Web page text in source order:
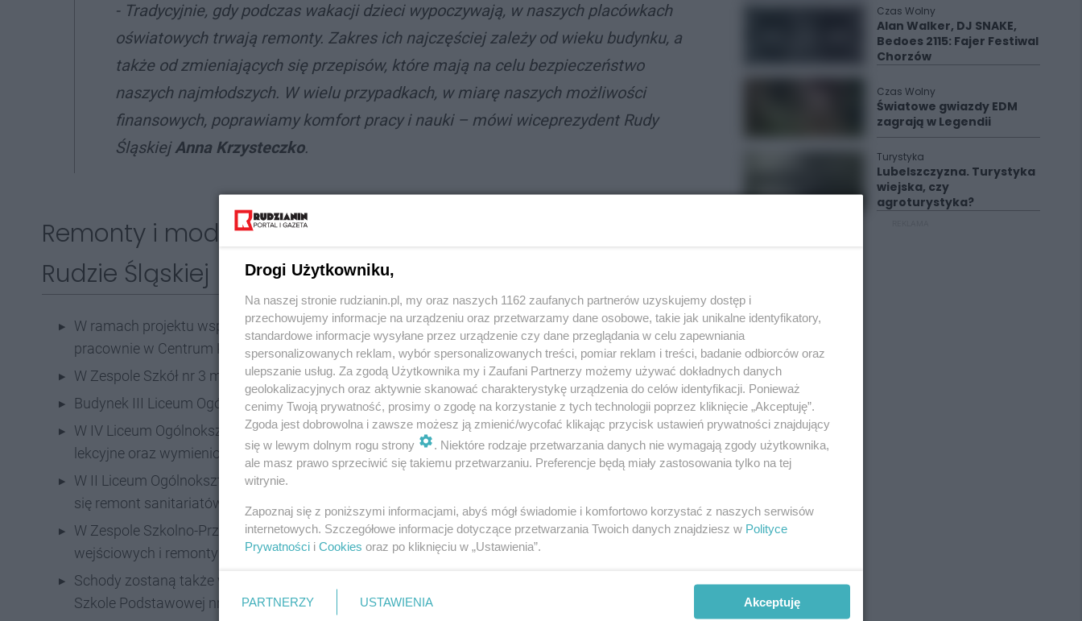
- Tradycyjnie, gdy podczas wakacji dzieci wypoczywają, w naszych placówkach
oświatowych trwają remonty. Zakres ich najczęściej zależy od wieku budynku, a
także od zmieniających się przepisów, które mają na celu bezpieczeństwo
naszych najmłodszych. W wielu przypadkach, w miarę naszych możliwości
finansowych, poprawiamy komfort pracy i nauki – mówi wiceprezydent Rudy
ŚląskiejAnna Krzysteczko.
Remonty i modernizacje placówek oświatowych w
Rudzie Śląskiej
W ramach projektu współfinansowanego ze środków Unii Europejskiej modernizację przejdą
pracownie w Centrum Kształcenia Ustawicznego.
W Zespole Szkół nr 3 modernizację przejdzie pracownia elektryczna i informatyczna.
Budynek III Liceum Ogólnokształcącego im. Jana Pawła II zyska nowe orynnowanie.
W IV Liceum Ogólnokształcącym im. Herberta Clarka Hoovera wyremontowane będą dwie sale
lekcyjne oraz wymienione będzie oświetlenie.
W II Liceum Ogólnokształcącym z Oddziałami Dwujęzycznymi im. Gustawa Morcinka rozpocznie
się remont sanitariatów oraz wymiana instalacji wodnej i elektrycznej w pracowni chemicznej.
W Zespole Szkolno-Przedszkolnym nr 2 zaplanowano częściowy remont dachu, remont schodów
wejściowych i remonty sal.
Schody zostaną także wyremontowane w Szkole Podstawowej nr 30 im. Karola Miarki oraz w
Szkole Podstawowej nr 8 im. Miłośników Ziemi Śląskiej.
Czas Wolny
Alan Walker, DJ SNAKE,
Bedoes 2115: Fajer Festiwal
Chorzów
Czas Wolny
Światowe gwiazdy EDM
zagrają w Legendii
Turystyka
Lubelszczyzna. Turystyka
wiejska, czy
agroturystyka?
Drogi Użytkowniku,
Na naszej stronie rudzianin.pl, my oraz naszych 1162 zaufanych partnerów uzyskujemy dostęp i
przechowujemy informacje na urządzeniu oraz przetwarzamy dane osobowe, takie jak unikalne identyfikatory,
standardowe informacje wysyłane przez urządzenie czy dane przeglądania w celu zapewniania
spersonalizowanych reklam, wybór spersonalizowanych treści, pomiar reklam i treści, badanie odbiorców oraz
ulepszanie usług. Za zgodą Użytkownika my i Zaufani Partnerzy możemy używać dokładnych danych
geolokalizacyjnych oraz aktywnie skanować charakterystykę urządzenia do celów identyfikacji. Ponieważ
cenimy Twoją prywatność, prosimy o zgodę na korzystanie z tych technologii poprzez kliknięcie „Akceptuję”.
Zgoda jest dobrowolna i zawsze możesz ją zmienić/wycofać klikając przycisk ustawień prywatności znajdujący
się w lewym dolnym rogu strony
. Niektóre rodzaje przetwarzania danych nie wymagają zgody użytkownika,
ale masz prawo sprzeciwić się takiemu przetwarzaniu. Preferencje będą miały zastosowania tylko na tej
witrynie.
Zapoznaj się z poniższymi informacjami, abyś mógł świadomie i komfortowo korzystać z naszych serwisów
internetowych. Szczegółowe informacje dotyczące przetwarzania Twoich danych znajdziesz w Polityce
Prywatności i Cookies oraz po kliknięciu w „Ustawienia”.
PARTNERZY USTAWIENIA Akceptuję